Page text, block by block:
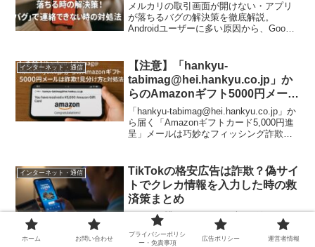
メルカリの取引画面が開けない・アプリ
が落ちるバグの解決策を徹底解説。
Androidユーザーに多い原因から、Google
ャンセルや低評価を防ぐための具体的な
対処法をまとめました。
インターネット・通信
【注意】「hankyu-
tabimag@hei.hankyu.co.jp」か
らのAmazonギフト5000円メール
は詐欺！見分け方と対処法
「hankyu-tabimag@hei.hankyu.co.jp」か
ら届く「Amazonギフトカード5,000円進
呈」メールは巧妙なフィッシング詐欺で
認方法、万が一情報を入力してしまった
際の緊急対策（カード停止やパスワード
変更）を詳しく解説。あなたの個人資産
とアカウントを守るための最新セキュリ
ティガイドです。
インターネット・通信
TikTokの格安広告は詐欺？偽サイ
トでクレカ情報を入力した時の救
済策まとめ
TikTokを眺めていたら、ずっと欲しかっ
たブランド品が驚くほどの安値で流れて
きました。「期間限定」「在庫処分」と
ホーム お問い合わせ
プライバシーポリシ
ー・免責事項
広告ポリシー 運営者情報